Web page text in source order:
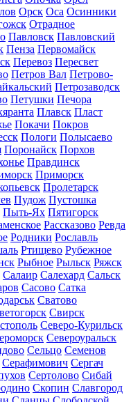
Орск Оса Осинники
Отрадное
Павловск Павловский
Пенза Первомайск
Перевоз Пересвет
Петров Вал Петрово-
Петрозаводск
Петушки Печора
Плавск Пласт
Покачи Покров
Пологи Полысаево
Поронайск Порхов
Правдинск
Приморск
Пролетарск
Пудож Пустошка
Пыть-Ях Пятигорск
Рассказово Ревда
Родники Рославль
Ртищево Рубежное
Рыбное Рыльск Ряжск
Салаир Салехард Сальск
Сасово Сатка
Сватово
Свирск
Северо-Курильск
Североуральск
Сельцо Семенов
Серафимович Сергач
Сертолово Сибай
Скопин Славгород